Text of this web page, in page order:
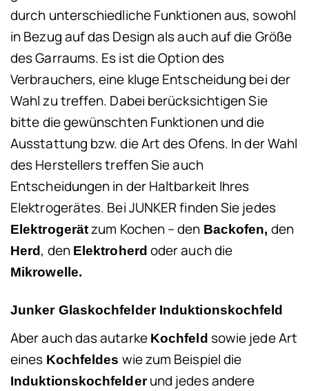
durch unterschiedliche Funktionen aus, sowohl
in Bezug auf das Design als auch auf die Größe
des Garraums. Es ist die Option des
Verbrauchers, eine kluge Entscheidung bei der
Wahl zu treffen. Dabei berücksichtigen Sie
bitte die gewünschten Funktionen und die
Ausstattung bzw. die Art des Ofens. In der Wahl
des Herstellers treffen Sie auch
Entscheidungen in der Haltbarkeit Ihres
Elektrogerätes. Bei JUNKER finden Sie jedes
Elektrogerätzum Kochen – den Backofen, den
Herd, den Elektroherd oder auch die
Mikrowelle.
Junker Glaskochfelder Induktionskochfeld
Aber auch das autarke Kochfeld sowie jede Art
eines Kochfeldes wie zum Beispiel die
Induktionskochfelderund jedes andere